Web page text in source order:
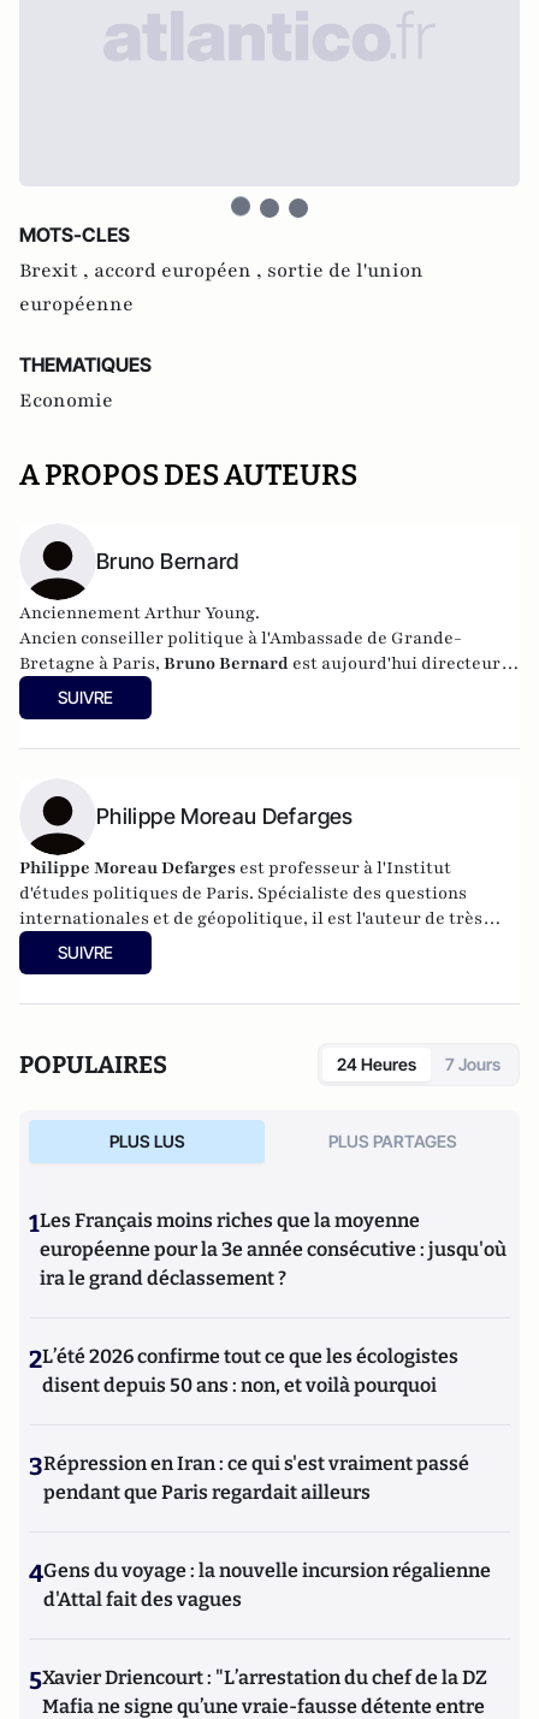
MOTS-CLES
Brexit , accord européen , sortie de l'union
européenne
THEMATIQUES
Economie
A PROPOS DES AUTEURS
Bruno Bernard
Anciennement Arthur Young.
Ancien conseiller politique à l'Ambassade de Grande-
Bretagne à Paris, Bruno Bernard est aujourd'hui directeur-
adjoint de cabinet à la mairie du IXème arrondissement de
Paris.
SUIVRE
Philippe Moreau Defarges
Philippe Moreau Defarges est professeur à l'Institut
d'études politiques de Paris. Spécialiste des questions
internationales et de géopolitique, il est l'auteur de très
nombreux livres dont
2009) ou25 Questions décisives : la guerre et la
SUIVRE
POPULAIRES 24 Heures 7 Jours
PLUS LUS PLUS PARTAGES
1Les Français moins riches que la moyenne
européenne pour la 3e année consécutive : jusqu'où
ira le grand déclassement ?
2L’été 2026 confirme tout ce que les écologistes
disent depuis 50 ans : non, et voilà pourquoi
3Répression en Iran : ce qui s'est vraiment passé
pendant que Paris regardait ailleurs
4Gens du voyage : la nouvelle incursion régalienne
d'Attal fait des vagues
5Xavier Driencourt : "L’arrestation du chef de la DZ
Mafia ne signe qu’une vraie-fausse détente entre